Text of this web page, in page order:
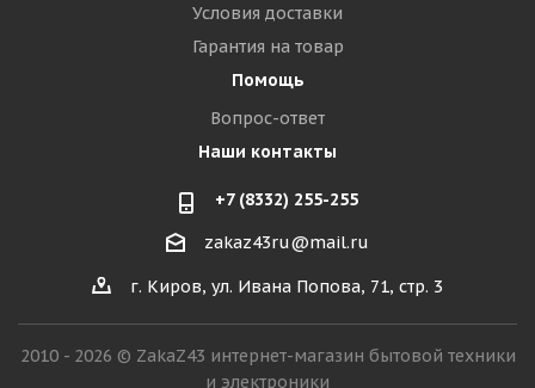
Условия доставки
Гарантия на товар
Помощь
Вопрос-ответ
Наши контакты
+7 (8332) 255-255
zakaz43ru@mail.ru
г. Киров, ул. Ивана Попова, 71, стр. 3
2010 - 2026 © ZakaZ43 интернет-магазин бытовой техники
и электроники